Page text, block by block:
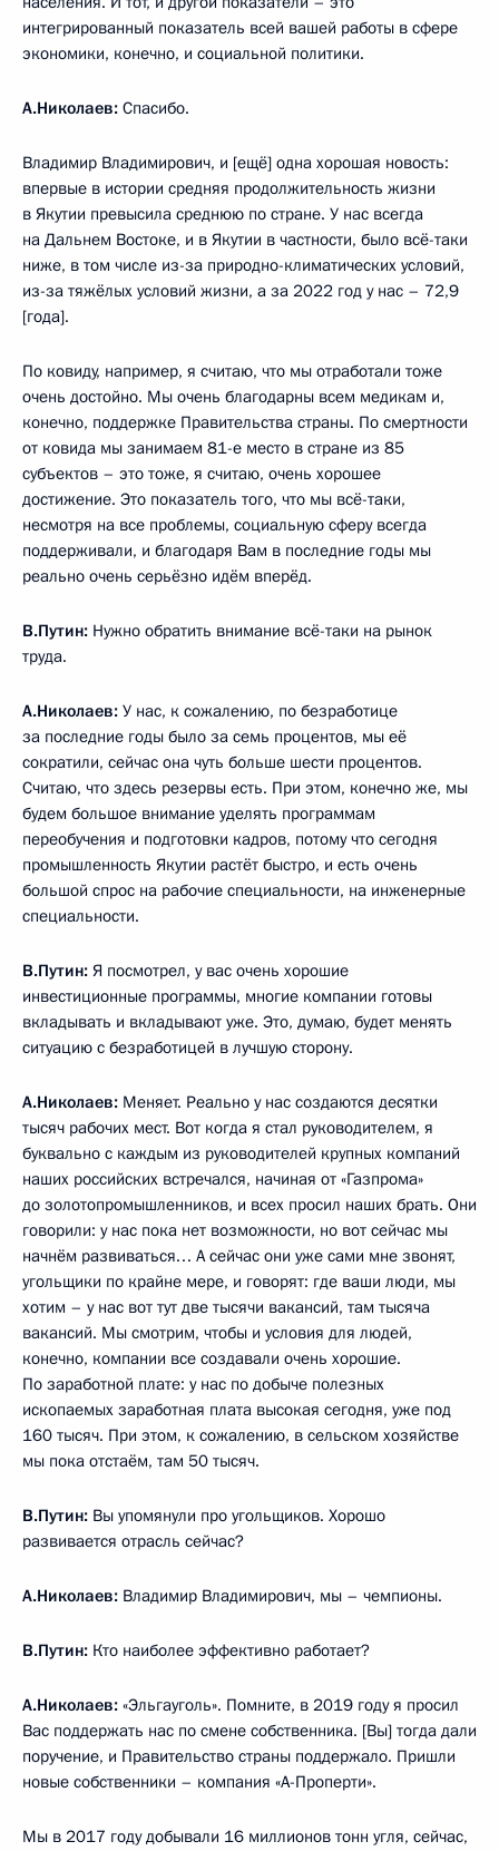
интегрированный показатель всей вашей работы в сфере
экономики, конечно, и социальной политики.
А.Николаев: Спасибо.
Владимир Владимирович, и [ещё] одна хорошая новость:
впервые в истории средняя продолжительность жизни
в Якутии превысила среднюю по стране. У нас всегда
на Дальнем Востоке, и в Якутии в частности, было всё-таки
ниже, в том числе из-за природно-климатических условий,
из-за тяжёлых условий жизни, а за 2022 год у нас – 72,9
[года].
По ковиду, например, я считаю, что мы отработали тоже
очень достойно. Мы очень благодарны всем медикам и,
конечно, поддержке Правительства страны. По смертности
от ковида мы занимаем 81-е место в стране из 85
субъектов – это тоже, я считаю, очень хорошее
достижение. Это показатель того, что мы всё-таки,
несмотря на все проблемы, социальную сферу всегда
поддерживали, и благодаря Вам в последние годы мы
реально очень серьёзно идём вперёд.
В.Путин: Нужно обратить внимание всё-таки на рынок
труда.
А.Николаев: У нас, к сожалению, по безработице
за последние годы было за семь процентов, мы её
сократили, сейчас она чуть больше шести процентов.
Считаю, что здесь резервы есть. При этом, конечно же, мы
будем большое внимание уделять программам
переобучения и подготовки кадров, потому что сегодня
промышленность Якутии растёт быстро, и есть очень
большой спрос на рабочие специальности, на инженерные
специальности.
В.Путин: Я посмотрел, у вас очень хорошие
инвестиционные программы, многие компании готовы
вкладывать и вкладывают уже. Это, думаю, будет менять
ситуацию с безработицей в лучшую сторону.
А.Николаев: Меняет. Реально у нас создаются десятки
тысяч рабочих мест. Вот когда я стал руководителем, я
буквально с каждым из руководителей крупных компаний
наших российских встречался, начиная от «Газпрома»
до золотопромышленников, и всех просил наших брать. Они
говорили: у нас пока нет возможности, но вот сейчас мы
начнём развиваться… А сейчас они уже сами мне звонят,
угольщики по крайне мере, и говорят: где ваши люди, мы
хотим – у нас вот тут две тысячи вакансий, там тысяча
вакансий. Мы смотрим, чтобы и условия для людей,
конечно, компании все создавали очень хорошие.
По заработной плате: у нас по добыче полезных
ископаемых заработная плата высокая сегодня, уже под
160 тысяч. При этом, к сожалению, в сельском хозяйстве
мы пока отстаём, там 50 тысяч.
В.Путин: Вы упомянули про угольщиков. Хорошо
развивается отрасль сейчас?
А.Николаев: Владимир Владимирович, мы – чемпионы.
В.Путин: Кто наиболее эффективно работает?
А.Николаев: «Эльгауголь». Помните, в 2019 году я просил
Вас поддержать нас по смене собственника. [Вы] тогда дали
поручение, и Правительство страны поддержало. Пришли
новые собственники – компания «А-Проперти».
Мы в 2017 году добывали 16 миллионов тонн угля, сейчас,